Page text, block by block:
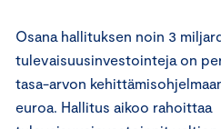
Osana hallituksen noin 3
tulevaisuusinvestointeja on
tasa-arvon
euroa. Hallitus aikoo rahoittaa